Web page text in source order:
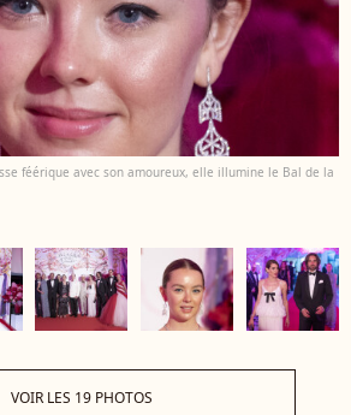
féérique avec son amoureux, elle illumine le Bal de la
VOIR LES 19 PHOTOS